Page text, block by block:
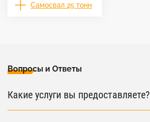
Самосвал 25 тонн
Вопросы и Ответы
Какие услуги вы предоставляете?